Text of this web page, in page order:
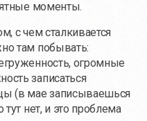
моменты.
с чем сталкивается
там побывать:
огромные
записаться
(в мае записываешься
нет, и это проблема